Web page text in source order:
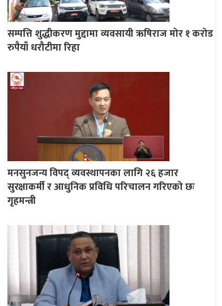
सम्पत्ति शुद्धीकरण मुद्दामा व्यवसायी ऋषिराज मोर १ करोड
रुपैयाँ धरौटीमा रिहा
मनसुनजन्य विपद् व्यवस्थापनका लागि २६ हजार
सुरक्षाकर्मी र आधुनिक प्रविधि परिचालन गरिएको छः
गृहमन्त्री